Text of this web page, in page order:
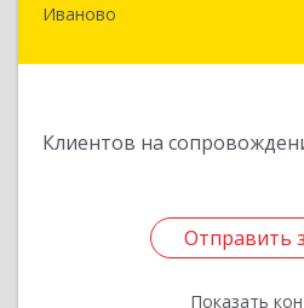
Иваново
Клиентов на
Отправить
Показать
153000, Ивановская обл,
Отправить
Назад